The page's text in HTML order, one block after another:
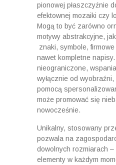
pionowej płaszczyźnie
efektownej mozaiki czy
Mogą to być zarówno
motywy abstrakcyjne,
znaki, symbole,
nawet kompletne
nieograniczone,
wyłącznie od
pomocą
może promować się
nowocześnie.
Unikalny, stosowany
pozwala na
dowolnych rozmiarach –
elementy w każdym